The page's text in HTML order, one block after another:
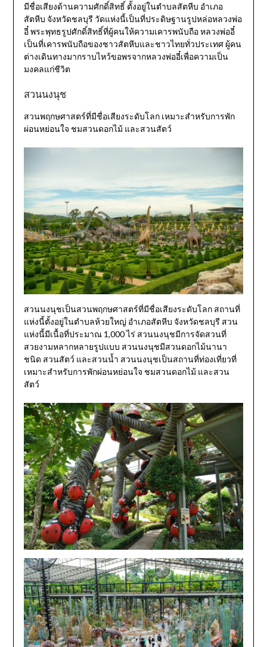
มีชื่อเสียงด้านความศักดิ์สิทธิ์ ตั้งอยู่ในตำบลสัตหีบ อำเภอ
สัตหีบ จังหวัดชลบุรี วัดแห่งนี้เป็นที่ประดิษฐานรูปหล่อหลวงพ่อ
อี๋ พระพุทธรูปศักดิ์สิทธิ์ที่ผู้คนให้ความเคารพนับถือ หลวงพ่ออี๋
เป็นที่เคารพนับถือของชาวสัตหีบและชาวไทยทั่วประเทศ ผู้คน
ต่างเดินทางมากราบไหว้ขอพรจากหลวงพ่ออี๋เพื่อความเป็น
มงคลแก่ชีวิต
สวนนงนุช
สวนพฤกษศาสตร์ที่มีชื่อเสียงระดับโลก เหมาะสำหรับการพัก
ผ่อนหย่อนใจ ชมสวนดอกไม้ และสวนสัตว์
สวนนงนุชเป็นสวนพฤกษศาสตร์ที่มีชื่อเสียงระดับโลก สถานที่
แห่งนี้ตั้งอยู่ในตำบลห้วยใหญ่ อำเภอสัตหีบ จังหวัดชลบุรี สวน
แห่งนี้มีเนื้อที่ประมาณ 1,000 ไร่ สวนนงนุชมีการจัดสวนที่
สวยงามหลากหลายรูปแบบ สวนนงนุชมีสวนดอกไม้นานา
ชนิด สวนสัตว์ และสวนน้ำ สวนนงนุชเป็นสถานที่ท่องเที่ยวที่
เหมาะสำหรับการพักผ่อนหย่อนใจ ชมสวนดอกไม้ และสวน
สัตว์